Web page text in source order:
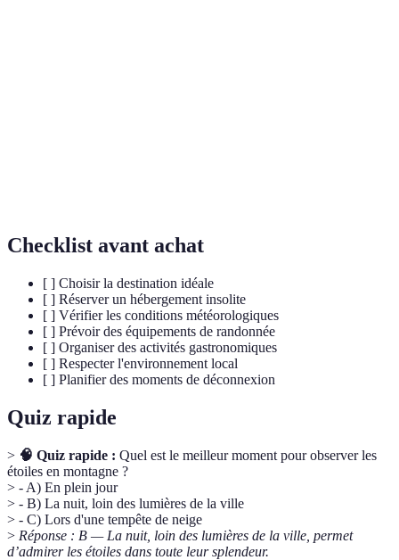
Checklist avant achat
[ ] Choisir la destination idéale
[ ] Réserver un hébergement insolite
[ ] Vérifier les conditions météorologiques
[ ] Prévoir des équipements de randonnée
[ ] Organiser des activités gastronomiques
[ ] Respecter l'environnement local
[ ] Planifier des moments de déconnexion
Quiz rapide
> 🧠 Quiz rapide : Quel est le meilleur moment pour observer les
étoiles en montagne ?
> - A) En plein jour
> - B) La nuit, loin des lumières de la ville
> - C) Lors d'une tempête de neige
> Réponse : B — La nuit, loin des lumières de la ville, permet
d’admirer les étoiles dans toute leur splendeur.